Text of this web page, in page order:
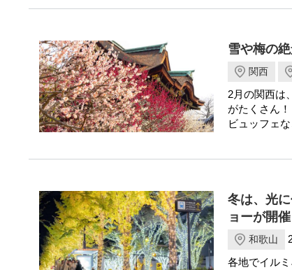
雪や梅の
関西
2月の関西は
がたくさん
ビュッフェ
冬は、光
ョーが開催
和歌山
各地でイル